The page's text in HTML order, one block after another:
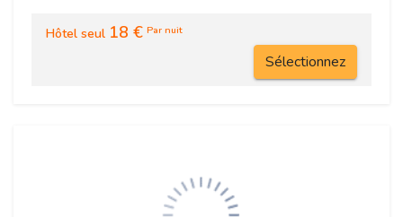
Hôtel seul 18 € Par nuit
Sélectionnez